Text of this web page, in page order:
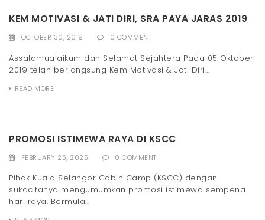
KEM MOTIVASI & JATI DIRI, SRA PAYA JARAS 2019
OCTOBER 30, 2019 0 COMMENT
Assalamualaikum dan Selamat Sejahtera Pada 05 Oktober
2019 telah berlangsung Kem Motivasi & Jati Diri...
READ MORE
PROMOSI ISTIMEWA RAYA DI KSCC
FEBRUARY 25, 2025 0 COMMENT
Pihak Kuala Selangor Cabin Camp (KSCC) dengan
sukacitanya mengumumkan promosi istimewa sempena
hari raya. Bermula...